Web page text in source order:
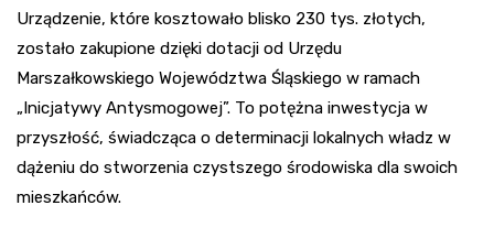
Urządzenie, które kosztowało blisko 230 tys. złotych,
zostało zakupione dzięki dotacji od Urzędu
Marszałkowskiego Województwa Śląskiego w ramach
„Inicjatywy Antysmogowej”. To potężna inwestycja w
przyszłość, świadcząca o determinacji lokalnych władz w
dążeniu do stworzenia czystszego środowiska dla swoich
mieszkańców.